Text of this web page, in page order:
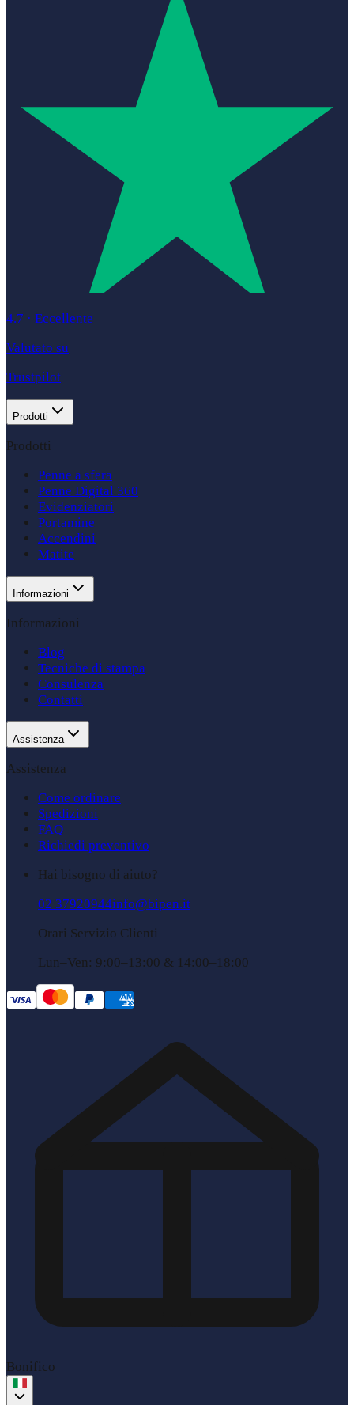
4.7 · Eccellente
Valutato su
Trustpilot
Prodotti
Prodotti
Penne a sfera
Penne Digital 360
Evidenziatori
Portamine
Accendini
Matite
Informazioni
Informazioni
Blog
Tecniche di stampa
Consulenza
Contatti
Assistenza
Assistenza
Come ordinare
Spedizioni
FAQ
Richiedi preventivo
Hai bisogno di aiuto?
02 37920944info@bipen.it
Orari Servizio Clienti
Lun–Ven: 9:00–13:00 & 14:00–18:00
Bonifico